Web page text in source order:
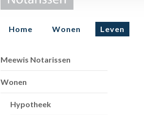
Home Wonen Leven
Meewis Notarissen
Wonen
Hypotheek